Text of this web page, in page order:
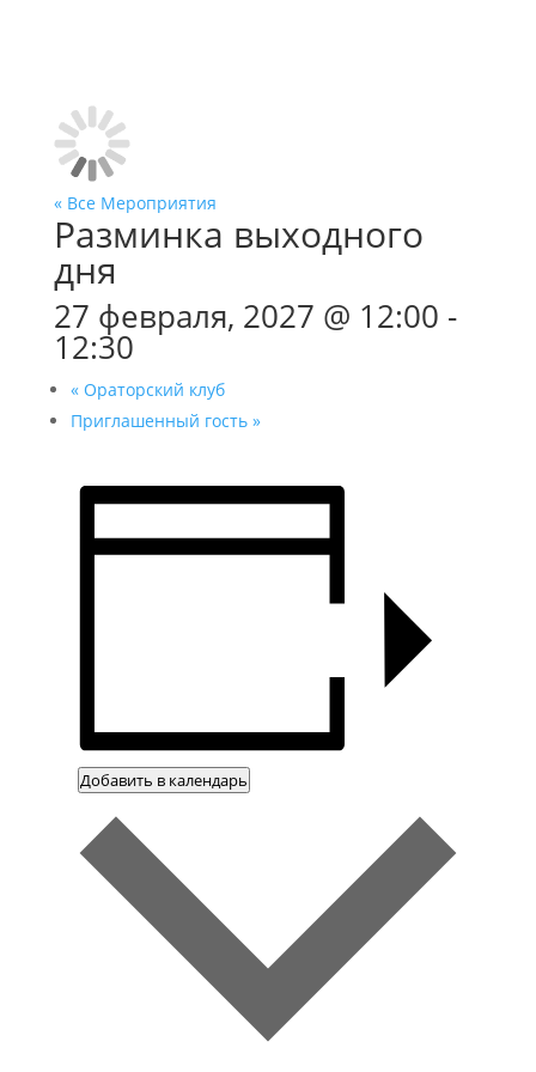
« Все Мероприятия
Разминка выходного
дня
27 февраля, 2027 @ 12:00 -
12:30
«Ораторский клуб
Приглашенный гость »
Добавить в календарь